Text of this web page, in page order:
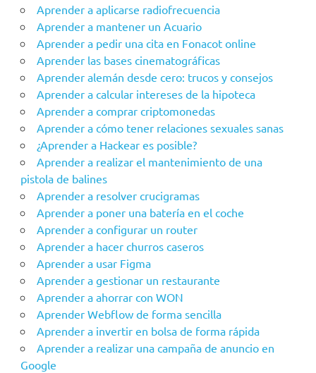
Aprender a aplicarse radiofrecuencia
Aprender a mantener un Acuario
Aprender a pedir una cita en Fonacot online
Aprender las bases cinematográficas
Aprender alemán desde cero: trucos y consejos
Aprender a calcular intereses de la hipoteca
Aprender a comprar criptomonedas
Aprender a cómo tener relaciones sexuales sanas
¿Aprender a Hackear es posible?
Aprender a realizar el mantenimiento de una
pistola de balines
Aprender a resolver crucigramas
Aprender a poner una batería en el coche
Aprender a configurar un router
Aprender a hacer churros caseros
Aprender a usar Figma
Aprender a gestionar un restaurante
Aprender a ahorrar con WON
Aprender Webflow de forma sencilla
Aprender a invertir en bolsa de forma rápida
Aprender a realizar una campaña de anuncio en
Google